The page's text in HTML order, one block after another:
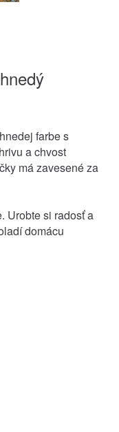
farbe s
a chvost
má zavesené za
Urobte si radosť a
domácu